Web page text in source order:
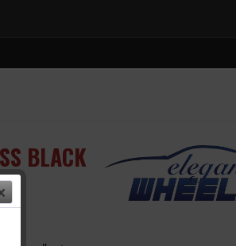
BLACK